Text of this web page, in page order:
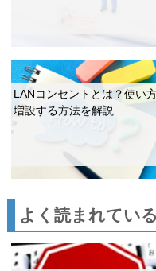
LANコンセントとは？使い
増設する方法を解説
よく読まれてい